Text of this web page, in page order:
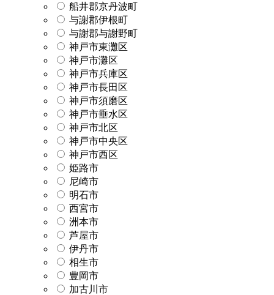
船井郡京丹波町
与謝郡伊根町
与謝郡与謝野町
神戸市東灘区
神戸市灘区
神戸市兵庫区
神戸市長田区
神戸市須磨区
神戸市垂水区
神戸市北区
神戸市中央区
神戸市西区
姫路市
尼崎市
明石市
西宮市
洲本市
芦屋市
伊丹市
相生市
豊岡市
加古川市